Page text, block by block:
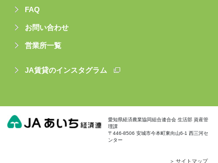
FAQ
お問い合わせ
営業所一覧
JA賃貸のインスタグラム
愛知県経済農業協同組合連合会 生活部 資産管
理課
〒446-8506 安城市今本町東向山6-1 西三河セ
ンター
サイトマップ